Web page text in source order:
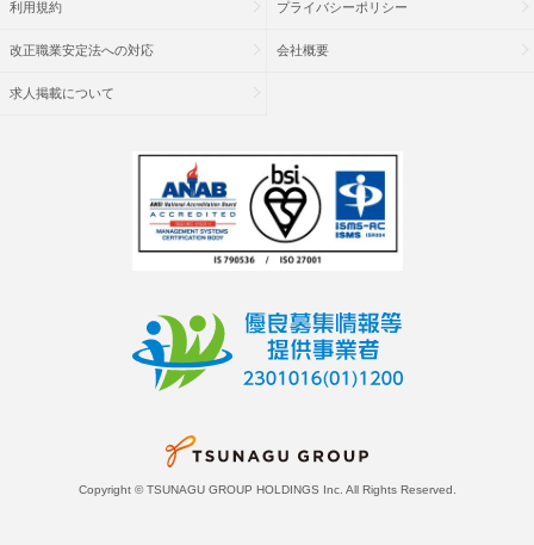
利用規約 プライバシーポリシー
改正職業安定法への対応 会社概要
求人掲載について
Copyright © TSUNAGU GROUP HOLDINGS Inc. All Rights Reserved.